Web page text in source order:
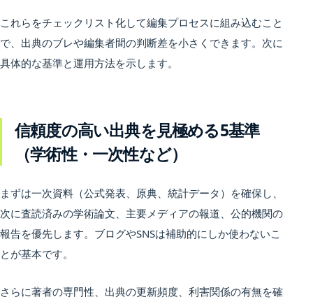
これらをチェックリスト化して編集プロセスに組み込むこと
で、出典のブレや編集者間の判断差を小さくできます。次に
具体的な基準と運用方法を示します。
信頼度の高い出典を見極める5基準
（学術性・一次性など）
まずは一次資料（公式発表、原典、統計データ）を確保し、
次に査読済みの学術論文、主要メディアの報道、公的機関の
報告を優先します。ブログやSNSは補助的にしか使わないこ
とが基本です。
さらに著者の専門性、出典の更新頻度、利害関係の有無を確